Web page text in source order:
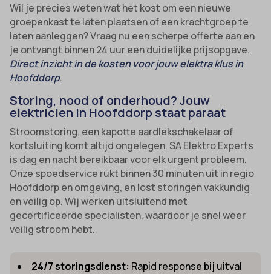
Wil je precies weten wat het kost om een nieuwe
groepenkast te laten plaatsen of een krachtgroep te
laten aanleggen? Vraag nu een scherpe offerte aan en
je ontvangt binnen 24 uur een duidelijke prijsopgave.
Direct inzicht in de kosten voor jouw elektra klus in
Hoofddorp.
Storing, nood of onderhoud? Jouw
elektricien in Hoofddorp staat paraat
Stroomstoring, een kapotte aardlekschakelaar of
kortsluiting komt altijd ongelegen. SA Elektro Experts
is dag en nacht bereikbaar voor elk urgent probleem.
Onze spoedservice rukt binnen 30 minuten uit in regio
Hoofddorp en omgeving, en lost storingen vakkundig
en veilig op. Wij werken uitsluitend met
gecertificeerde specialisten, waardoor je snel weer
veilig stroom hebt.
24/7 storingsdienst: Rapid response bij uitval